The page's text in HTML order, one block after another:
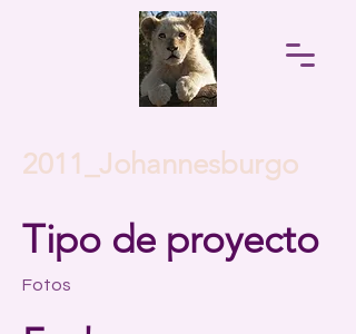
2011_Johannesburgo
Tipo de proyecto
Fotos